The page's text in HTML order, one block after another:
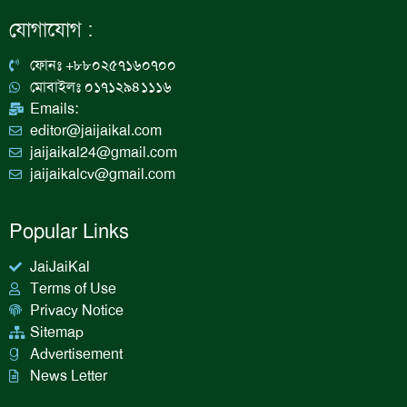
b
o
a
g
a
m
n
যোগাযোগ :
ফোনঃ +৮৮০২৫৭১৬০৭০০
মোবাইলঃ ০১৭১২৯৪১১১৬
Emails:
editor@jaijaikal.com
jaijaikal24@gmail.com
jaijaikalcv@gmail.com
Popular Links
JaiJaiKal
Terms of Use
Privacy Notice
Sitemap
Advertisement
News Letter